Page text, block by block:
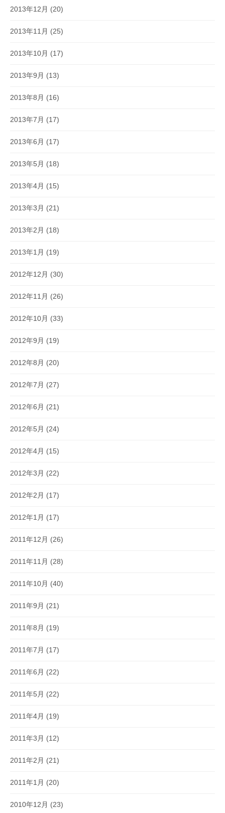
2013年12月 (20)
2013年11月 (25)
2013年10月 (17)
2013年9月 (13)
2013年8月 (16)
2013年7月 (17)
2013年6月 (17)
2013年5月 (18)
2013年4月 (15)
2013年3月 (21)
2013年2月 (18)
2013年1月 (19)
2012年12月 (30)
2012年11月 (26)
2012年10月 (33)
2012年9月 (19)
2012年8月 (20)
2012年7月 (27)
2012年6月 (21)
2012年5月 (24)
2012年4月 (15)
2012年3月 (22)
2012年2月 (17)
2012年1月 (17)
2011年12月 (26)
2011年11月 (28)
2011年10月 (40)
2011年9月 (21)
2011年8月 (19)
2011年7月 (17)
2011年6月 (22)
2011年5月 (22)
2011年4月 (19)
2011年3月 (12)
2011年2月 (21)
2011年1月 (20)
2010年12月 (23)